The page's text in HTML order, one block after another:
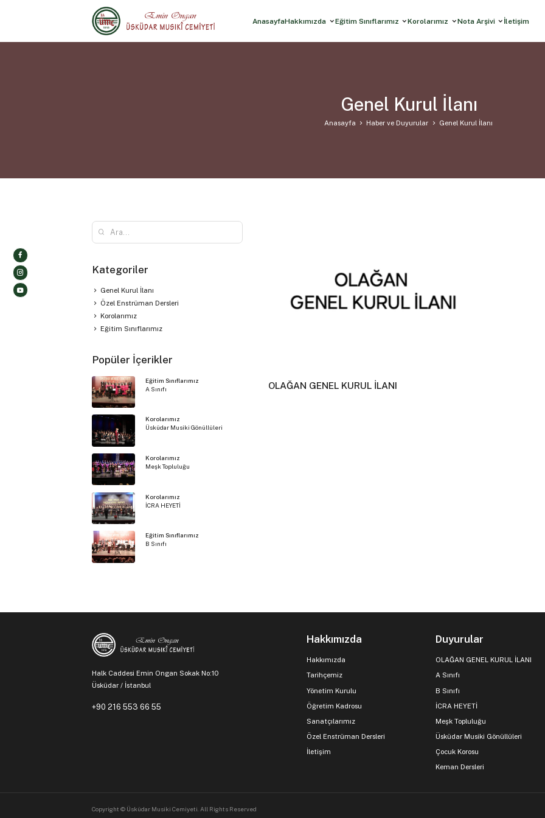
AnasayfaHakkımızda Eğitim Sınıflarımız Korolarımız Nota Arşivi İletişim
Genel Kurul İlanı
Anasayfa Haber ve Duyurular Genel Kurul İlanı
Kategoriler
Genel Kurul İlanı
Özel Enstrüman Dersleri
Korolarımız
Eğitim Sınıflarımız
Popüler İçerikler
Eğitim Sınıflarımız
A Sınıfı
Korolarımız
Üsküdar Musiki Gönüllüleri
Korolarımız
Meşk Topluluğu
Korolarımız
İCRA HEYETİ
Eğitim Sınıflarımız
B Sınıfı
OLAĞAN GENEL KURUL İLANI
Halk Caddesi Emin Ongan Sokak No:10
Üsküdar / İstanbul
+90 216 553 66 55
Hakkımızda
Hakkımızda
Tarihçemiz
Yönetim Kurulu
Öğretim Kadrosu
Sanatçılarımız
Özel Enstrüman Dersleri
İletişim
Duyurular
OLAĞAN GENEL KURUL İLANI
A Sınıfı
B Sınıfı
İCRA HEYETİ
Meşk Topluluğu
Üsküdar Musiki Gönüllüleri
Çocuk Korosu
Keman Dersleri
Copyright © Üsküdar Musiki Cemiyeti. All Rights Reserved